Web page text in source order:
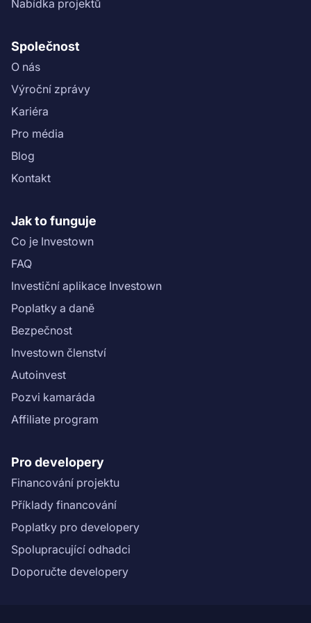
Nabídka projektů
Společnost
O nás
Výroční zprávy
Kariéra
Pro média
Blog
Kontakt
Jak to funguje
Co je Investown
FAQ
Investiční aplikace Investown
Poplatky a daně
Bezpečnost
Investown členství
Autoinvest
Pozvi kamaráda
Affiliate program
Pro developery
Financování projektu
Příklady financování
Poplatky pro developery
Spolupracující odhadci
Doporučte developery